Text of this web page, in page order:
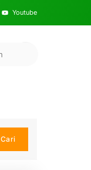
Youtube
Cari